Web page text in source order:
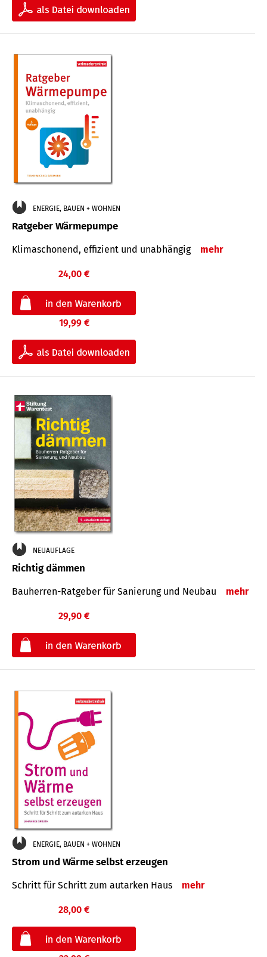
ENERGIE, BAUEN + WOHNEN
Ratgeber Wärmepumpe
Klimaschonend, effizient und unabhängig mehr
24,00 €
19,99 €
NEUAUFLAGE
Richtig dämmen
Bauherren-Ratgeber für Sanierung und Neubau mehr
29,90 €
ENERGIE, BAUEN + WOHNEN
Strom und Wärme selbst erzeugen
Schritt für Schritt zum autarken Haus mehr
28,00 €